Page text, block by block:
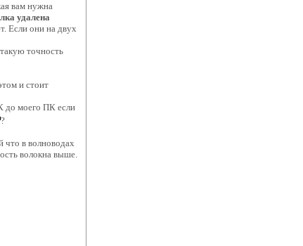
вам нужна
удалена
Если они на двух
точность
и стоит
до моего ПК если
?
что в волноводах
волокна выше.